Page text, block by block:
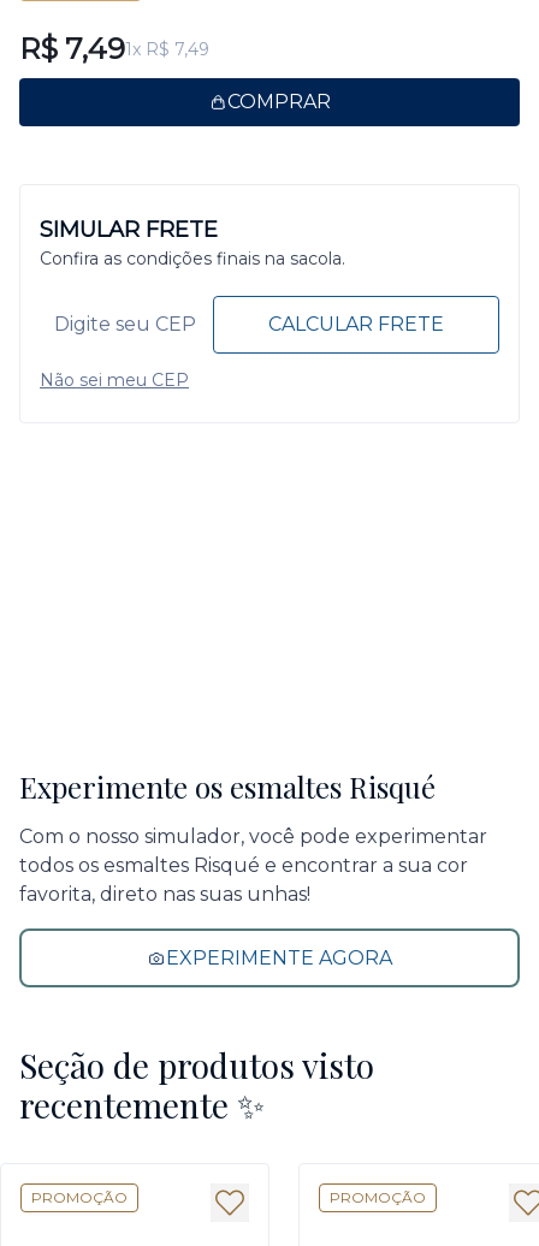
R$ 7,491x R$ 7,49
COMPRAR
SIMULAR FRETE
Confira as condições finais na sacola.
CALCULAR FRETE
Não sei meu CEP
Experimente os esmaltes Risqué
Com o nosso simulador, você pode experimentar
todos os esmaltes Risqué e encontrar a sua cor
favorita, direto nas suas unhas!
EXPERIMENTE AGORA
Seção de produtos visto
recentemente ✨
PROMOÇÃO PROMOÇÃO